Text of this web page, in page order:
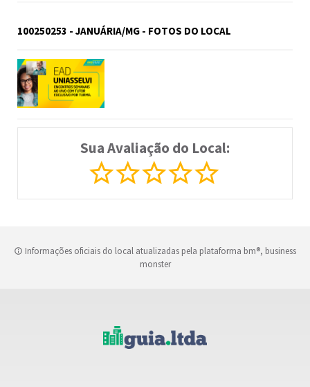
100250253 - JANUÁRIA/MG - FOTOS DO LOCAL
Sua Avaliação do Local:
Informações oficiais do local atualizadas pela plataforma bm®, business
monster